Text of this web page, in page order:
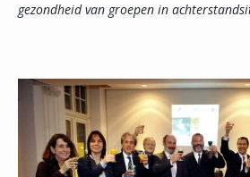
gezondheid van groepen in